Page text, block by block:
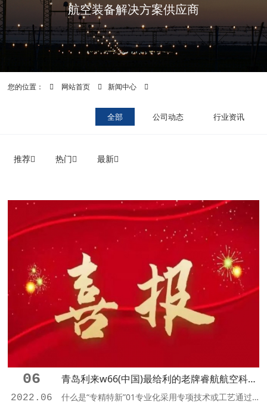
航空装备解决方案供应商
您的位置： 网站首页 新闻中心
全部 公司动态 行业资讯
推荐 热门 最新
06
2022.06
青岛利来w66(中国)最给利的老牌睿航航空科技有限公司获2022年“专精特新”企业认定
什么是“专精特新”01专业化采用专项技术或工艺通过专业化生产制造的专用性强、专业特点明显、市场专业性强的产品。02精细化采用先进适用技术或工艺，按照精益求精的理念，建立精细高效的管理制度和流程，通过精细化管理，精心设计生产的精良产品。03特色化采用独特的工艺、技术、配方或特殊原料研制生产的，具有地域特点或具有特殊功能的产品。04新颖化指依靠自主创新、转化科技成果、联合创新或引进消化吸收再创新方式研...